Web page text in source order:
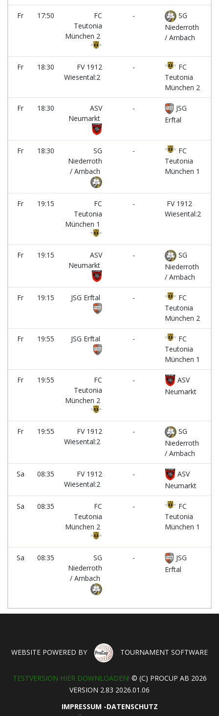
Fr 17:50
FC
Teutonia
München 2
-
SG
Niederroth
/ Arnbach
Fr 18:30
FV 1912
Wiesental:2
-
FC
Teutonia
München 2
Fr 18:30
ASV
Neumarkt
-
JSG
Erftal
Fr 18:30
SG
Niederroth
/ Arnbach
-
FC
Teutonia
München 1
Fr 19:15
FC
Teutonia
München 1
-
FV 1912
Wiesental:2
Fr 19:15
ASV
Neumarkt
-
SG
Niederroth
/ Arnbach
Fr 19:15 JSG Erftal -
FC
Teutonia
München 2
Fr 19:55 JSG Erftal -
FC
Teutonia
München 1
Fr 19:55
FC
Teutonia
München 2
-
ASV
Neumarkt
Fr 19:55
FV 1912
Wiesental:2
-
SG
Niederroth
/ Arnbach
Sa 08:35
FV 1912
Wiesental:2
-
ASV
Neumarkt
Sa 08:35
FC
Teutonia
München 2
-
FC
Teutonia
München 1
Sa 08:35
SG
Niederroth
/ Arnbach
-
JSG
Erftal
WEBSITE POWERED BY TOURNAMENT SOFTWARE
TESTVERSION HIER DOWNLOADEN! © (C) PROCUP AB 2026
VERSION 2.83 2026.01.06
IMPRESSUM -DATENSCHUTZ